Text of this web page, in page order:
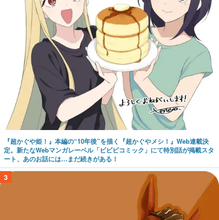
『超かぐや姫！』本編の“10年後”を描く『超かぐやメシ！』Web連載決
定。新たなWebマンガレーベル「ビビビコミック」にて特別話が掲載スタ
ート、あのお話には…まだ続きがある！
3